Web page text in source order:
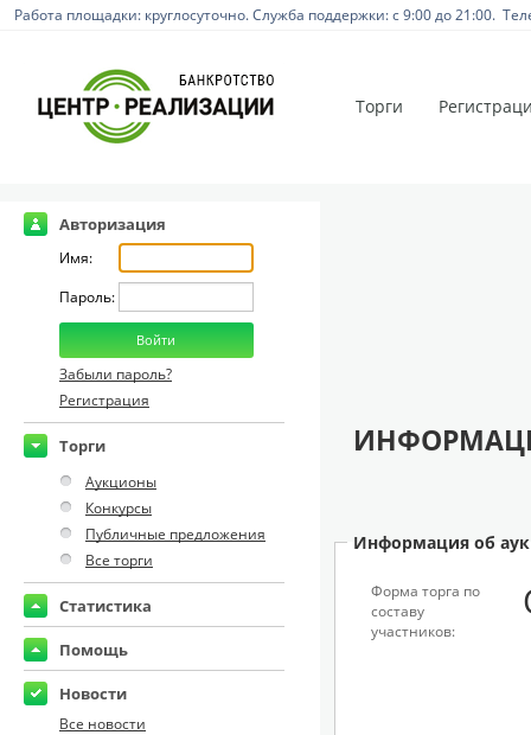
Работа площадки: круглосуточно. Служба поддержки: с 9:00 до 21:00.
Торги
Авторизация
Имя:
Пароль:
Забыли пароль?
Регистрация
Торги
Аукционы
Конкурсы
Публичные предложения
Все торги
Статистика
Помощь
Новости
Все новости
Информация об
Форма торга по
составу
участников: